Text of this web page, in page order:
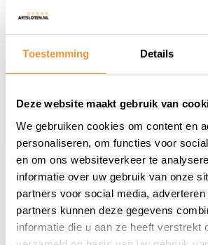
Toestemming Details
Deze website maakt gebruik van
We gebruiken cookies om content en
personaliseren, om functies voor
en om ons websiteverkeer te
informatie over uw gebruik van onze
partners voor social media,
partners kunnen deze gegevens
informatie die u aan ze heeft verstrekt
Op voorraad
1